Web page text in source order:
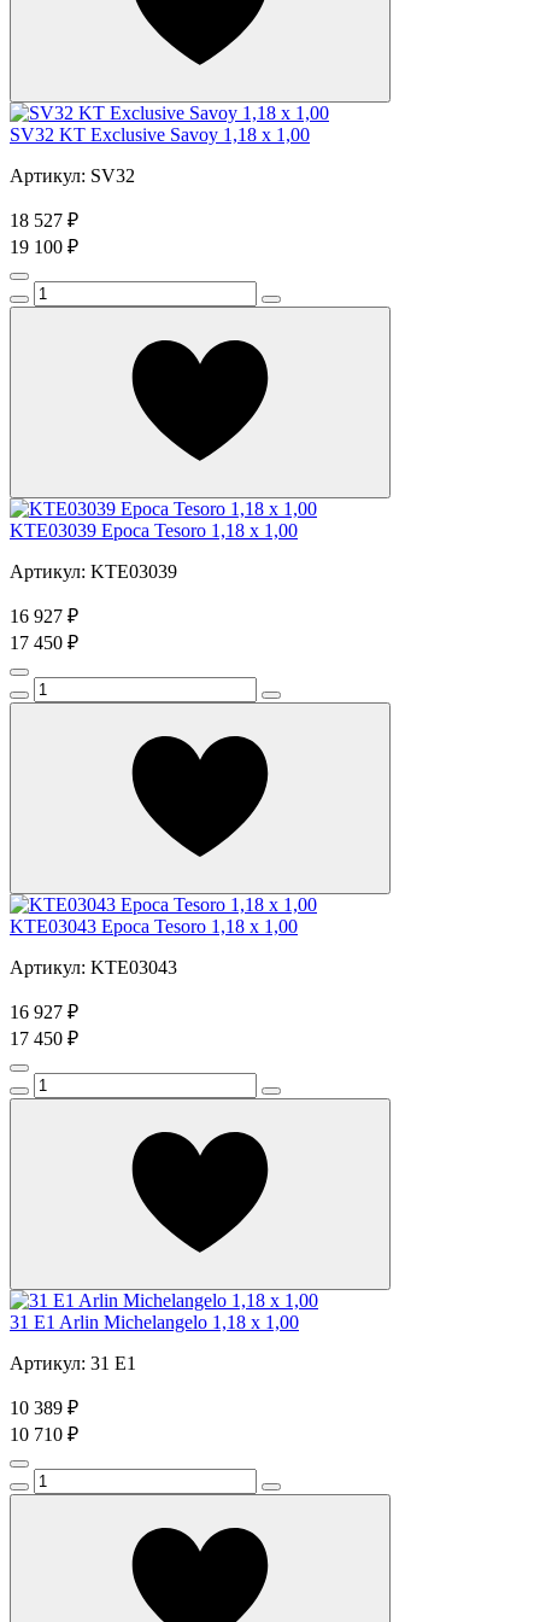
SV32 KT Exclusive Savoy 1,18 x 1,00
Артикул: SV32
18 527 ₽
19 100 ₽
KTE03039 Epoca Tesoro 1,18 x 1,00
Артикул: KTE03039
16 927 ₽
17 450 ₽
KTE03043 Epoca Tesoro 1,18 x 1,00
Артикул: KTE03043
16 927 ₽
17 450 ₽
31 E1 Arlin Michelangelo 1,18 x 1,00
Артикул: 31 E1
10 389 ₽
10 710 ₽